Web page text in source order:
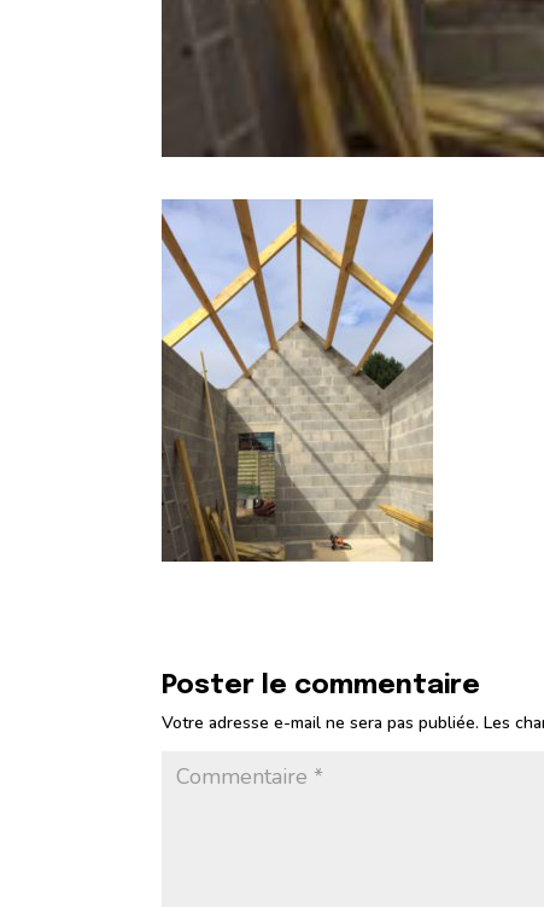
Poster le commentaire
Votre adresse e-mail ne sera pas publiée. Les